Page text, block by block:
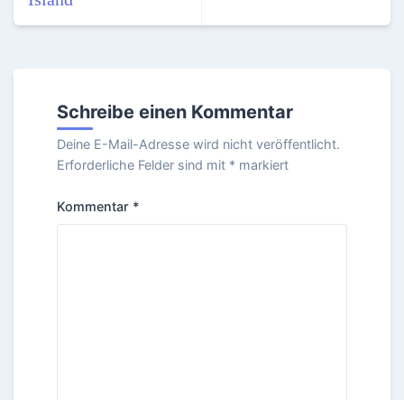
Schreibe einen Kommentar
Deine E-Mail-Adresse wird nicht veröffentlicht.
Erforderliche Felder sind mit * markiert
Kommentar *